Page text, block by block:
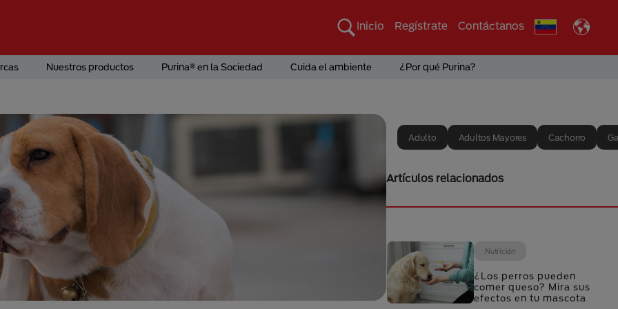
Inicio Regístrate Contáctanos
Nuestros productos Purina® en la Sociedad Cuida el ambiente ¿Por qué Purina?
Adulto Adultos Mayores Cachorro
Artículos relacionados
Nutrición
¿Los perros pueden
comer queso? Mira sus
efectos en tu mascota